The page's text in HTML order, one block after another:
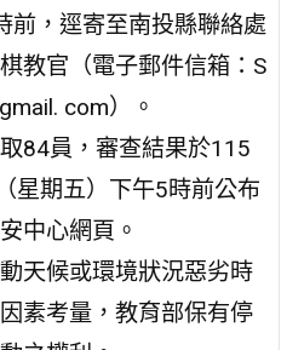
前，逕寄至南投縣聯絡處
教官（電子郵件信箱：S
com）。
84員，審查結果於115
星期五）下午5時前公布
中心網頁。
天候或環境狀況惡劣時
素考量，教育部保有停